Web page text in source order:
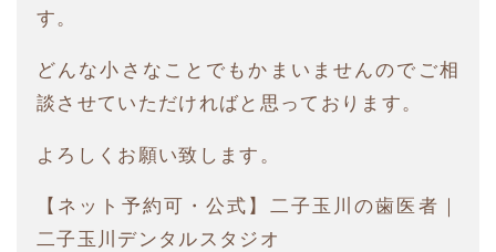
す。
どんな小さなことでもかまいませんのでご相
談させていただければと思っております。
よろしくお願い致します。
【ネット予約可・公式】二子玉川の歯医者｜
二子玉川デンタルスタジオ